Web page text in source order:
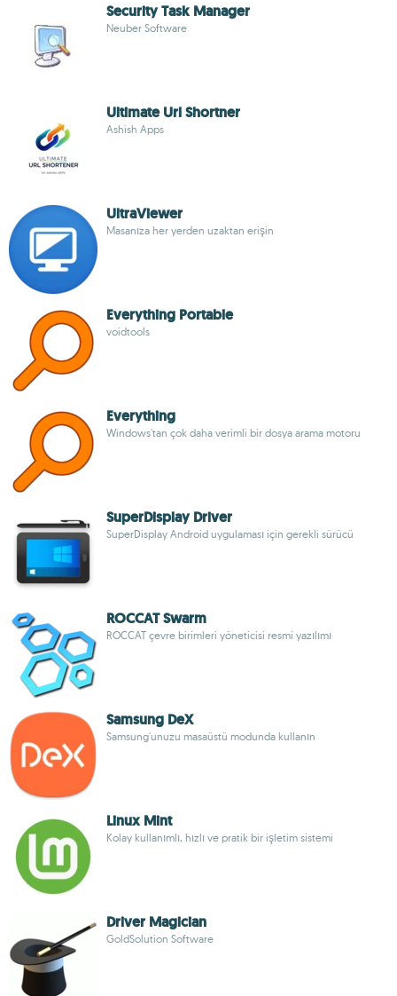
Security Task Manager
Neuber Software
Ultimate Url Shortner
Ashish Apps
UltraViewer
Masanıza her yerden uzaktan erişin
Everything Portable
voidtools
Everything
Windows'tan çok daha verimli bir dosya arama motoru
SuperDisplay Driver
SuperDisplay Android uygulaması için gerekli sürücü
ROCCAT Swarm
ROCCAT çevre birimleri yöneticisi resmi yazılımı
Samsung DeX
Samsung'unuzu masaüstü modunda kullanın
Linux Mint
Kolay kullanımlı, hızlı ve pratik bir işletim sistemi
Driver Magician
GoldSolution Software